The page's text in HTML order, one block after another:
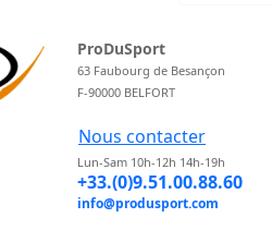
ProDuSport
63 Faubourg de Besançon
F-90000 BELFORT
Nous contacter
Lun-Sam 10h-12h 14h-19h
+33.(0)9.51.00.88.60
info@produsport.com